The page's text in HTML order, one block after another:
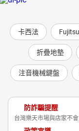
卡西法
折疊地墊
注音機械鍵盤
防詐騙提醒
台灣樂天市場與店家不